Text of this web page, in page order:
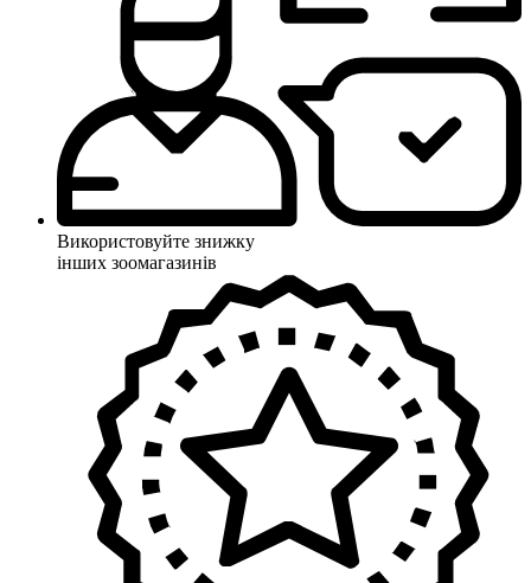
Використовуйте знижку
інших зоомагазинів